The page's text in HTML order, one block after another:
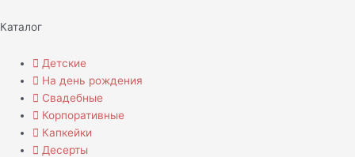
Каталог
Детские
На день рождения
Свадебные
Корпоративные
Капкейки
Десерты